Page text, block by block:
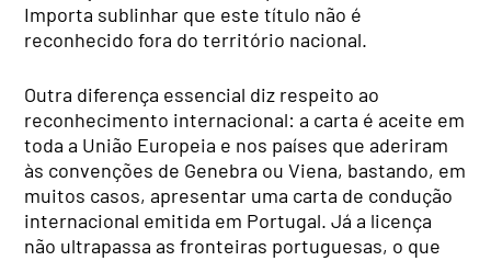
Importa sublinhar que este título não é
reconhecido fora do território nacional.
Outra diferença essencial diz respeito ao
reconhecimento internacional: a carta é aceite em
toda a União Europeia e nos países que aderiram
às convenções de Genebra ou Viena, bastando, em
muitos casos, apresentar uma carta de condução
internacional emitida em Portugal. Já a licença
não ultrapassa as fronteiras portuguesas, o que